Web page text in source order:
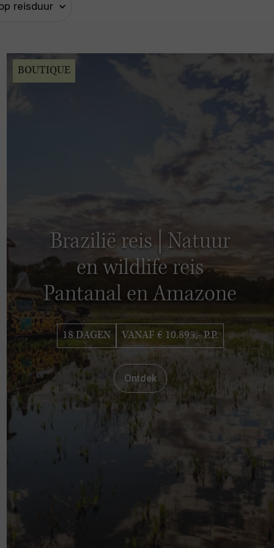
Brazilië reis | Natuur
en wildlife reis
Pantanal en Amazone
18 DAGEN VANAF € 10.895,- P.P.
Ontdek
BOUTIQUE